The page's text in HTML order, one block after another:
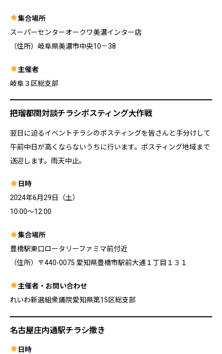
集合場所
スーパーセンターオークワ美濃インター店
（住所）岐阜県美濃市中央10－38
主催者
岐阜３区総支部
把瑠都関対談チラシポスティング大作戦
翌日に迫るイベントチラシのポスティングを皆さんと手分けして
午前中日が高くならないうちに行います。ポスティング地域まで
送迎します。雨天中止。
日時
2024年6月29日（土）
10:00～12:00
集合場所
豊橋駅東口ロータリーファミマ前付近
（住所）〒440-0075 愛知県豊橋市駅前大通１丁目１３１
主催者・お問い合わせ
れいわ新選組衆議院愛知県第15区総支部
名古屋庄内通駅チラシ撒き
日時